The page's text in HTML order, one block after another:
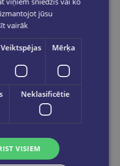
jūsu
vairāk
Veiktspējas Mērķa
Neklasificētie
VISIEM